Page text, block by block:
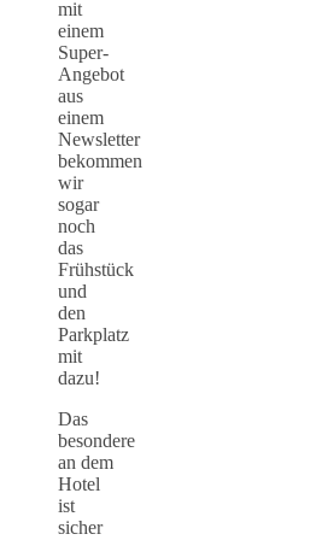
mit
einem
Super-
Angebot
aus
einem
Newsletter
bekommen
wir
sogar
noch
das
Frühstück
und
den
Parkplatz
mit
dazu!
Das
besondere
an dem
Hotel
ist
sicher